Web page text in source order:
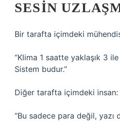
SESIN
Bir tarafta içimdeki
“Klima 1 saatte yaklaşık 3
Sistem budur.”
Diğer tarafta içimdeki insan:
“Bu sadece para değil, yazı